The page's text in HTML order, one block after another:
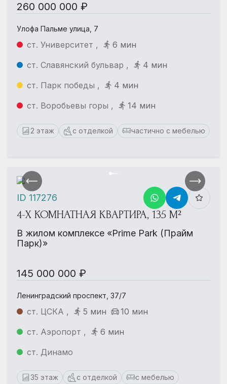
260 000 000 ₽
Улофа Пальме улица, 7
ст. Университет ,
6 мин
ст. Славянский бульвар ,
4 мин
ст. Парк победы ,
4 мин
ст. Воробьевы горы ,
14 мин
2 этаж с отделкой частично с мебелью
4-Х КОМНАТНАЯ КВАРТИРА, 135 М²
В жилом комплексе «Prime Park (Прайм
Парк)»
145 000 000 ₽
Ленинградский проспект, 37/7
ст. ЦСКА , 5 мин
10 мин
ст. Аэропорт ,
6 мин
ст. Динамо
35 этаж с отделкой с мебелью
ID 117276